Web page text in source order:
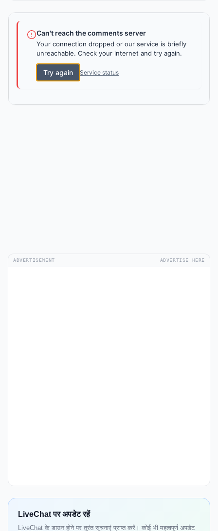
Can't reach the comments server
Your connection dropped or our service is briefly
unreachable. Check your internet and try again.
Try again Service status
ADVERTISEMENT ADVERTISE HERE
LiveChat पर अपडेट रहें
LiveChat के डाउन होने पर तुरंत सूचनाएं प्राप्त करें। कोई भी महत्वपूर्ण अपडेट